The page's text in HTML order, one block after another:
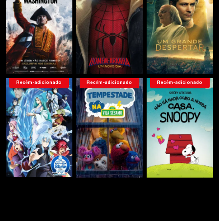
Recém-adicionado Recém-adicionado Recém-adicionado